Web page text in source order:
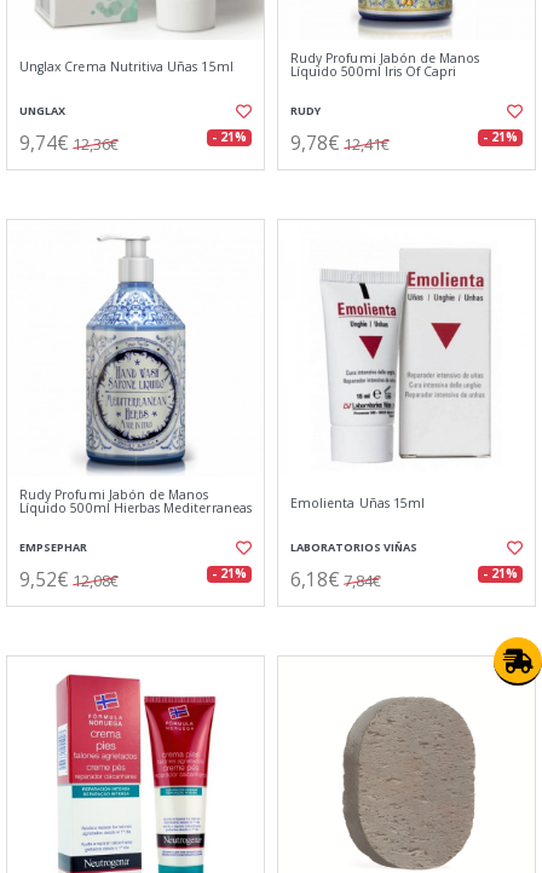
Unglax Crema Nutritiva Uñas 15ml
UNGLAX
9,74€ 12,36€ - 21%
Rudy Profumi Jabón de Manos
Líquido 500ml Iris Of Capri
RUDY
9,78€ 12,41€ - 21%
Rudy Profumi Jabón de Manos
Líquido 500ml Hierbas Mediterraneas
EMPSEPHAR
9,52€ 12,08€ - 21%
Emolienta Uñas 15ml
LABORATORIOS VIÑAS
6,18€ 7,84€ - 21%